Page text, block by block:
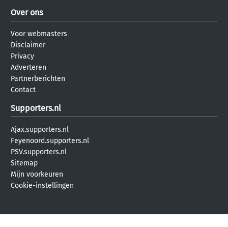
Over ons
Voor webmasters
Disclaimer
Privacy
Adverteren
Partnerberichten
Contact
Supporters.nl
Ajax.supporters.nl
Feyenoord.supporters.nl
PSV.supporters.nl
Sitemap
Mijn voorkeuren
Cookie-instellingen